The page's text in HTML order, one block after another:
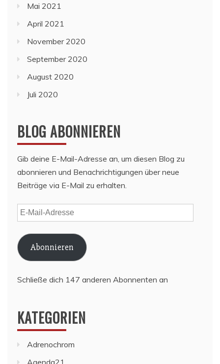
Mai 2021
April 2021
November 2020
September 2020
August 2020
Juli 2020
BLOG ABONNIEREN
Gib deine E-Mail-Adresse an, um diesen Blog zu
abonnieren und Benachrichtigungen über neue
Beiträge via E-Mail zu erhalten.
E-
Mail-
Adresse
Abonnieren
Schließe dich 147 anderen Abonnenten an
KATEGORIEN
Adrenochrom
Agenda21